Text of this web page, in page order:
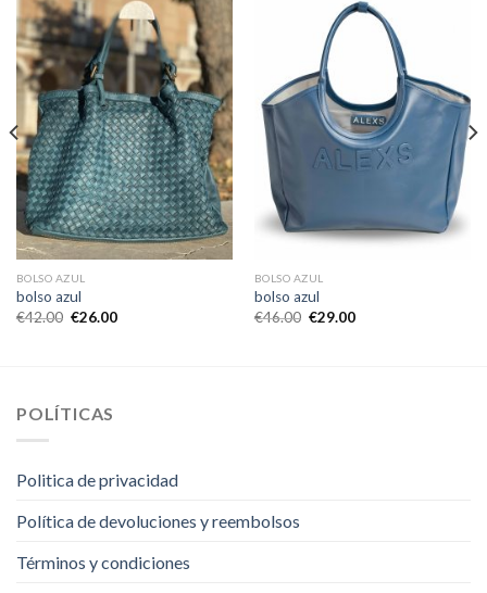
BOLSO AZUL
bolso azul
€42.00 €26.00
BOLSO AZUL
bolso azul
€46.00 €29.00
POLÍTICAS
Politica de privacidad
Política de devoluciones y reembolsos
Términos y condiciones